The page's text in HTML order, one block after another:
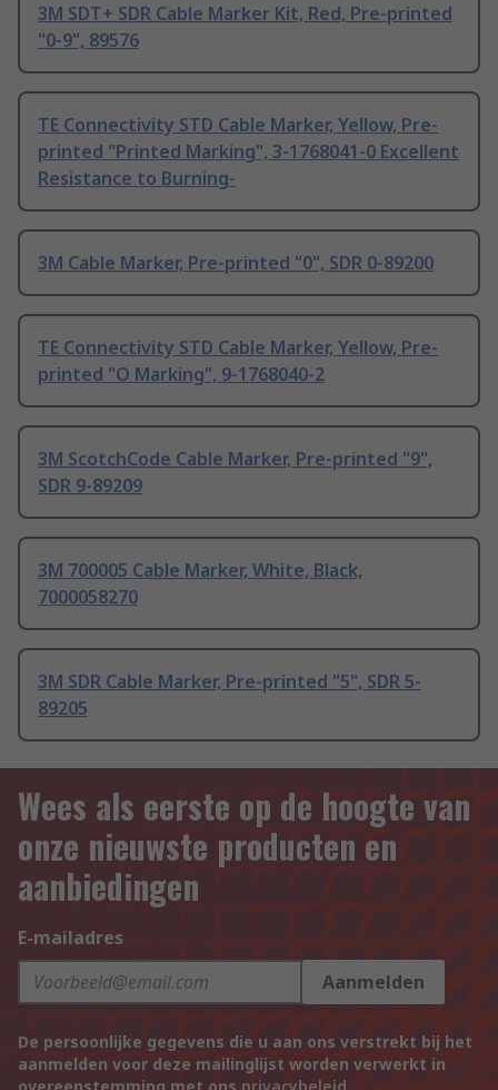
3M SDT+ SDR Cable Marker Kit, Red, Pre-printed
"0-9", 89576
TE Connectivity STD Cable Marker, Yellow, Pre-
printed "Printed Marking", 3-1768041-0 Excellent
Resistance to Burning-
3M Cable Marker, Pre-printed "0", SDR 0-89200
TE Connectivity STD Cable Marker, Yellow, Pre-
printed "O Marking", 9-1768040-2
3M ScotchCode Cable Marker, Pre-printed "9",
SDR 9-89209
3M 700005 Cable Marker, White, Black,
7000058270
3M SDR Cable Marker, Pre-printed "5", SDR 5-
89205
Wees als eerste op de hoogte van
onze nieuwste producten en
aanbiedingen
E-mailadres
Aanmelden
De persoonlijke gegevens die u aan ons verstrekt bij het
aanmelden voor deze mailinglijst worden verwerkt in